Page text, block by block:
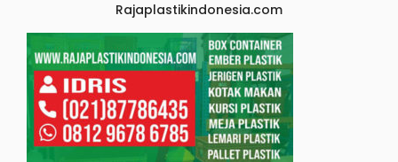
Rajaplastikindonesia.com